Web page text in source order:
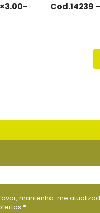
Cod.14239
mantenha-me
*